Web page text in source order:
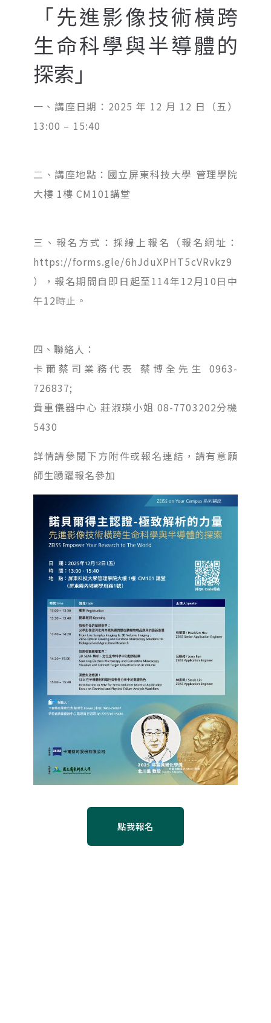
「先進影像技術橫跨
生命科學與半導體的
探索」
一、講座日期：2025 年 12 月 12 日（五）
13:00 – 15:40
​二、講座地點：國立屏東科技大學 管理學院
大樓 1樓 CM101講堂
三、報名方式：採線上報名（報名網址：
https://forms.gle/6hJduXPHT5cVRvkz9
），報名期間自即日起至114年12月10日中
午12時止。
四、聯絡人：
卡爾蔡司業務代表 蔡博全先生 0963-
726837;
貴重儀器中心 莊淑瑛小姐 08-7703202分機
5430
詳情請參閱下方附件或報名連結，請有意願
師生踴躍報名參加
點我報名